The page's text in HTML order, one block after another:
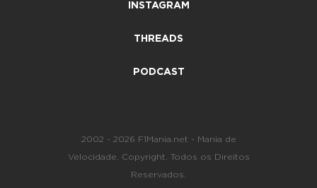
INSTAGRAM
THREADS
PODCAST
2002 - 2026 F1Mania.net - Mania de
Velocidade. Copyright. Todos os Direitos
Reservados.